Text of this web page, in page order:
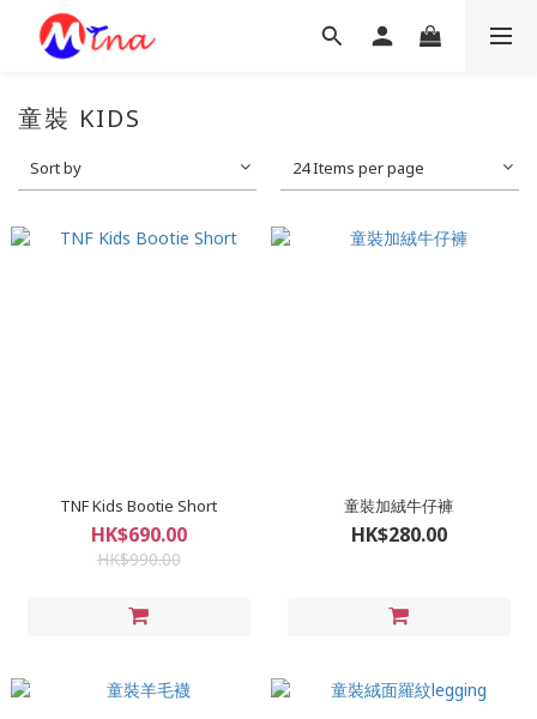
童裝 KIDS
Sort by 24 Items per page
TNF Kids Bootie Short
HK$690.00
HK$990.00
童裝加絨牛仔褲
HK$280.00